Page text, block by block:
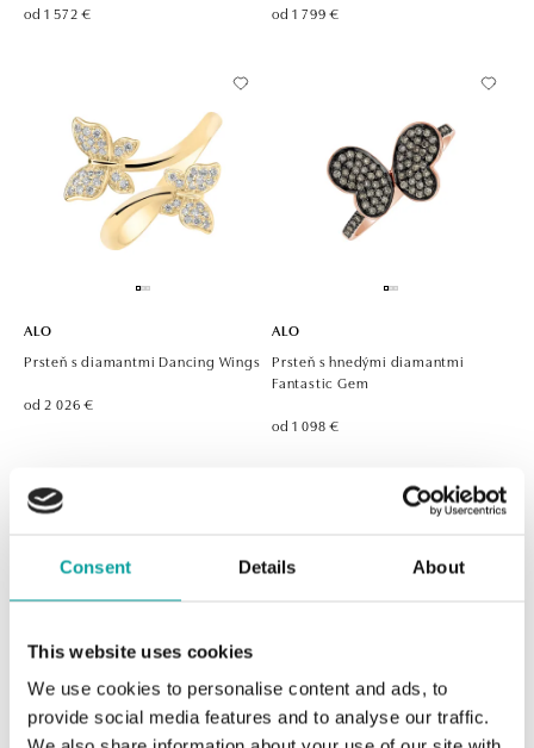
Consent Details About
This website uses cookies
We use cookies to personalise content and ads, to
provide social media features and to analyse our traffic.
od 1 572 € od 1 799 €
ALO
Prsteň s diamantmi Dancing Wings
od 2 026 €
ALO
Prsteň s hnedými diamantmi
Fantastic Gem
od 1 098 €
ALO ALO